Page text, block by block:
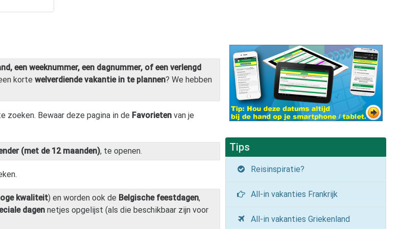
een weeknummer, een dagnummer, of een verlengd
korte welverdiende vakantie in te plannen? We hebben
zoeken. Bewaar deze pagina in de Favorieten van je
(met de 12 maanden), te openen.
kwaliteit) en worden ook de Belgische feestdagen,
dagen netjes opgelijst (als die beschikbaar zijn voor
Tips
Reisinspiratie?
All-in vakanties Frankrijk
All-in vakanties Griekenland